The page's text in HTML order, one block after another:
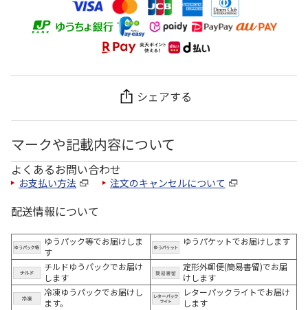
シェアする
マークや記載内容について
よくあるお問い合わせ
お支払い方法 注文のキャンセルについて
配送情報について
ゆうパック等でお届けしま
す
ゆうパケットでお届けします
チルドゆうパックでお届け
します
定形外郵便(簡易書留)でお届
けします
冷凍ゆうパックでお届けし
ます。
レターパックライトでお届け
します